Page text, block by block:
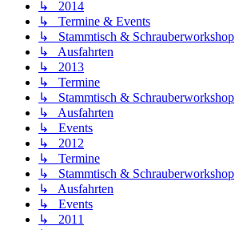
↳ 2014
↳ Termine & Events
↳ Stammtisch & Schrauberworkshop
↳ Ausfahrten
↳ 2013
↳ Termine
↳ Stammtisch & Schrauberworkshop
↳ Ausfahrten
↳ Events
↳ 2012
↳ Termine
↳ Stammtisch & Schrauberworkshop
↳ Ausfahrten
↳ Events
↳ 2011